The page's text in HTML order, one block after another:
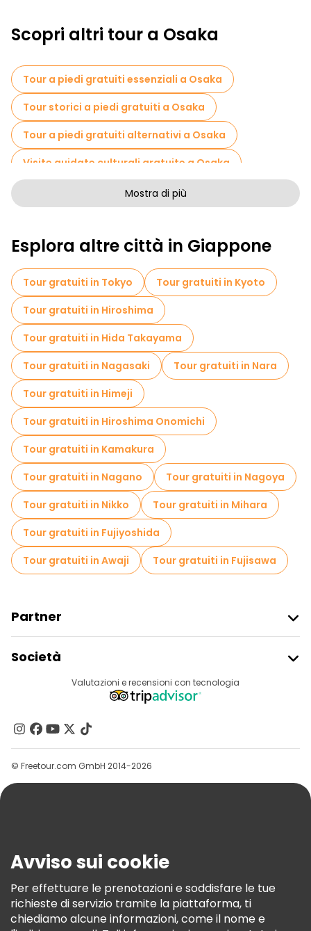
Scopri altri tour a Osaka
Tour a piedi gratuiti essenziali a Osaka
Tour storici a piedi gratuiti a Osaka
Tour a piedi gratuiti alternativi a Osaka
Visite guidate culturali gratuite a Osaka
Tour a piedi senza arte a Osaka
Visite autoguidate in Osaka
Biglietti d'ingresso in Osaka
Visite al mercato in Osaka
Tour di degustazione locali in Osaka
Gite giornaliere gratuite a Osaka
Passeggiate notturne gratuite a Osaka
Tour in bicicletta a Osaka
Tour gastronomici a Osaka
Tour gratuiti nelle vicinanze Osaka Castle
Tour gratuiti nelle vicinanze Umeda Sky Building
Tour gratuiti nelle vicinanze Dotonbori
Mostra di più
Esplora altre città in Giappone
Tour gratuiti in Tokyo
Tour gratuiti in Kyoto
Tour gratuiti in Hiroshima
Tour gratuiti in Hida Takayama
Tour gratuiti in Nagasaki
Tour gratuiti in Nara
Tour gratuiti in Himeji
Tour gratuiti in Hiroshima Onomichi
Tour gratuiti in Kamakura
Tour gratuiti in Nagano
Tour gratuiti in Nagoya
Tour gratuiti in Nikko
Tour gratuiti in Mihara
Tour gratuiti in Fujiyoshida
Tour gratuiti in Awaji
Tour gratuiti in Fujisawa
Partner
Accesso Del Fornitore
Programma Di Affiliazione
Società
Destinazioni
Contattaci
Gruppi
Aiuto
Termini E Condizioni
Informativa Sui Cookie
Freetour Premi
Programma Di Fidelizzazione
Valutazioni e recensioni con tecnologia
© Freetour.com GmbH 2014-2026
Avviso sui cookie
Per effettuare le prenotazioni e soddisfare le tue
richieste di servizio tramite la piattaforma, ti
chiediamo alcune informazioni, come il nome e